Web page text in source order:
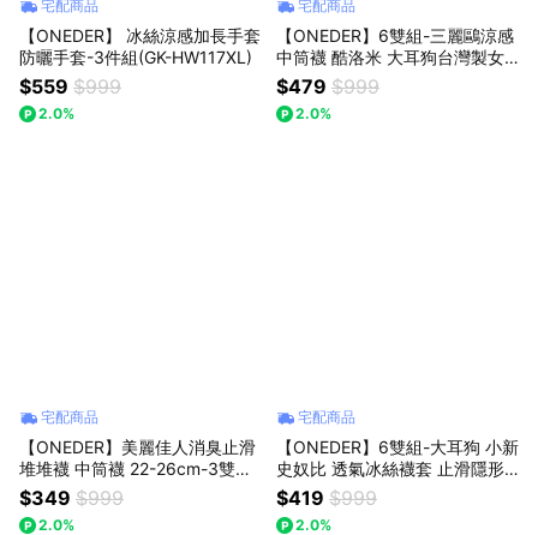
宅配商品
【ONEDER】 冰絲涼感加長手套
防曬手套-3件組(GK-HW117XL)
$559 $999
2.0%
宅配商品
【ONEDER】6雙組-三麗鷗涼感
中筒襪 酷洛米 大耳狗台灣製女
襪 沁涼中筒襪 22-26cm(KU-CL
301)
$479 $999
2.0%
宅配商品
【ONEDER】美麗佳人消臭止滑
堆堆襪 中筒襪 22-26cm-3雙組
(MC-A8)
$349 $999
2.0%
宅配商品
【ONEDER】6雙組-大耳狗 小新
史奴比 透氣冰絲襪套 止滑隱形
襪 隱形襪套 22~26cm-6雙組(C
N-M3003.SC-M3005.SN-M30
$419 $999
2.0%